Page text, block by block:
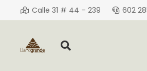
Calle 31 # 44 – 239 602